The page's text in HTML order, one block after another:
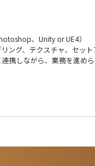
、Unity or UE4）
ング、テクスチャ、セット
携しながら、業務を進めら